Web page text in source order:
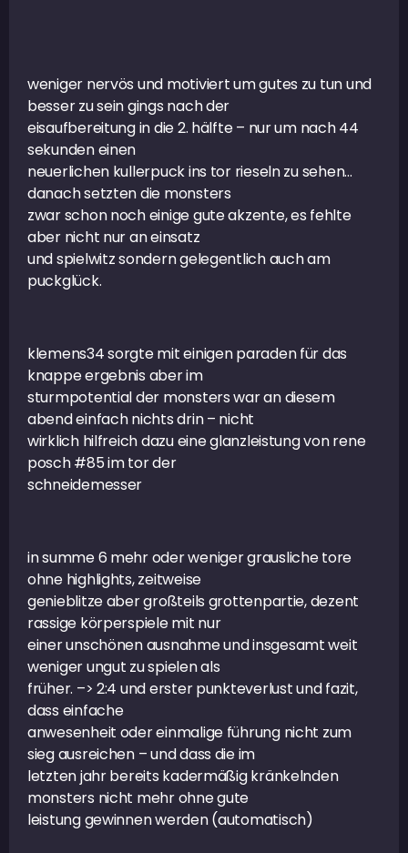
weniger nervös und motiviert um gutes zu tun und
besser zu sein gings nach der
eisaufbereitung in die 2. hälfte – nur um nach 44
sekunden einen
neuerlichen kullerpuck ins tor rieseln zu sehen…
danach setzten die monsters
zwar schon noch einige gute akzente, es fehlte
aber nicht nur an einsatz
und spielwitz sondern gelegentlich auch am
puckglück.
klemens34 sorgte mit einigen paraden für das
knappe ergebnis aber im
sturmpotential der monsters war an diesem
abend einfach nichts drin – nicht
wirklich hilfreich dazu eine glanzleistung von rene
posch #85 im tor der
schneidemesser
in summe 6 mehr oder weniger grausliche tore
ohne highlights, zeitweise
genieblitze aber großteils grottenpartie, dezent
rassige körperspiele mit nur
einer unschönen ausnahme und insgesamt weit
weniger ungut zu spielen als
früher. –> 2:4 und erster punkteverlust und fazit,
dass einfache
anwesenheit oder einmalige führung nicht zum
sieg ausreichen – und dass die im
letzten jahr bereits kadermäßig kränkelnden
monsters nicht mehr ohne gute
leistung gewinnen werden (automatisch)